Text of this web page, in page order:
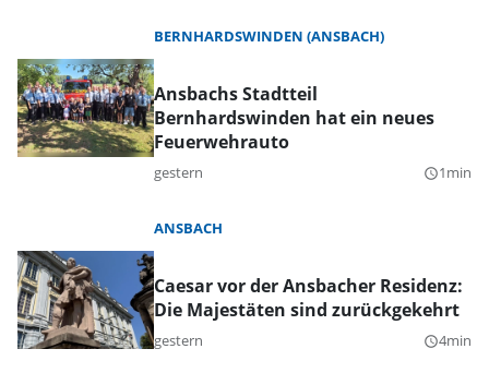
BERNHARDSWINDEN (ANSBACH)
Ansbachs Stadtteil
Bernhardswinden hat ein neues
Feuerwehrauto
gestern query_builder1min
ANSBACH
Caesar vor der Ansbacher Residenz:
Die Majestäten sind zurückgekehrt
gestern query_builder4min